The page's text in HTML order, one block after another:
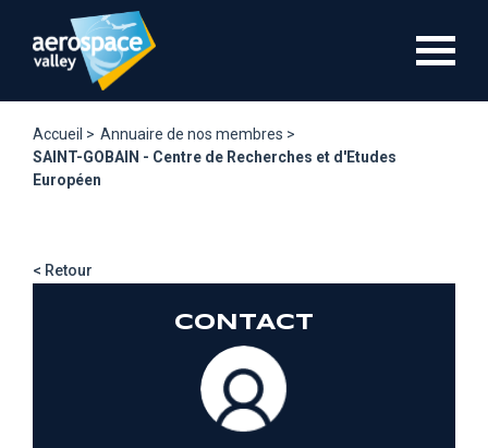
contenu
Accueil > Annuaire de nos membres >
SAINT-GOBAIN - Centre de Recherches et d'Etudes
Européen
< Retour
CONTACT